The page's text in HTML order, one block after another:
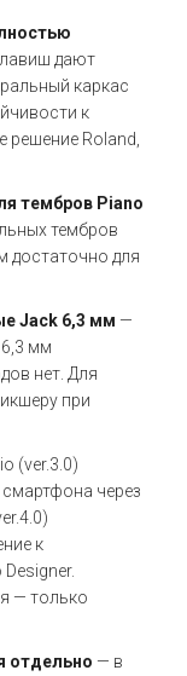
дают
каркас
к
решение Roland,
тембров Piano
тембров
достаточно для
Jack 6,3 мм —
6,3 мм
нет. Для
при
(ver.3.0)
через
к
— только
отдельно — в